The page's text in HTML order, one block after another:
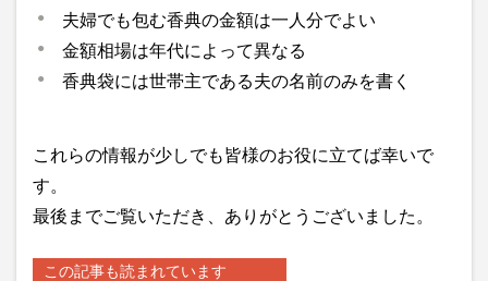
夫婦でも包む香典の金額は一人分でよい
金額相場は年代によって異なる
香典袋には世帯主である夫の名前のみを書く
これらの情報が少しでも皆様のお役に立てば幸いで
す。
最後までご覧いただき、ありがとうございました。
この記事も読まれています